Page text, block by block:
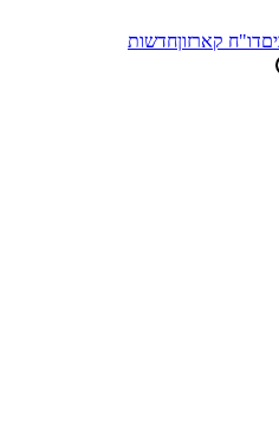
דו"ח קארזוןחדשות